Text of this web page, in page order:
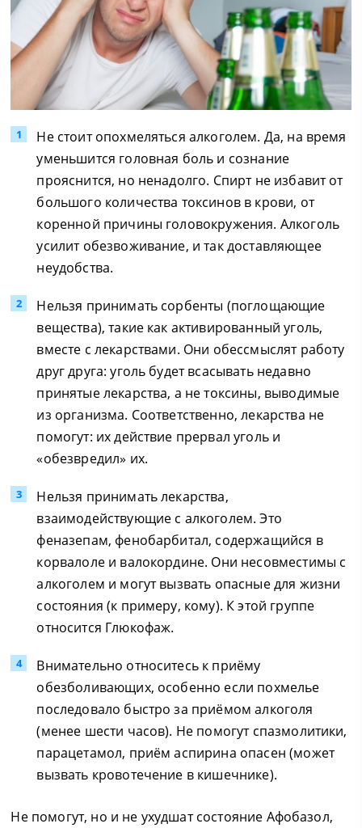
Не стоит опохмеляться алкоголем. Да, на время
уменьшится головная боль и сознание
прояснится, но ненадолго. Спирт не избавит от
большого количества токсинов в крови, от
коренной причины головокружения. Алкоголь
усилит обезвоживание, и так доставляющее
неудобства.
Нельзя принимать сорбенты (поглощающие
вещества), такие как активированный уголь,
вместе с лекарствами. Они обессмыслят работу
друг друга: уголь будет всасывать недавно
принятые лекарства, а не токсины, выводимые
из организма. Соответственно, лекарства не
помогут: их действие прервал уголь и
«обезвредил» их.
Нельзя принимать лекарства,
взаимодействующие с алкоголем. Это
феназепам, фенобарбитал, содержащийся в
корвалоле и валокордине. Они несовместимы с
алкоголем и могут вызвать опасные для жизни
состояния (к примеру, кому). К этой группе
относится Глюкофаж.
Внимательно относитесь к приёму
обезболивающих, особенно если похмелье
последовало быстро за приёмом алкоголя
(менее шести часов). Не помогут спазмолитики,
парацетамол, приём аспирина опасен (может
вызвать кровотечение в кишечнике).
Не помогут, но и не ухудшат состояние Афобазол,